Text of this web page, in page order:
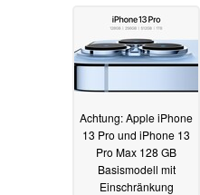
Achtung: Apple iPhone
13 Pro und iPhone 13
Pro Max 128 GB
Basismodell mit
Einschränkung